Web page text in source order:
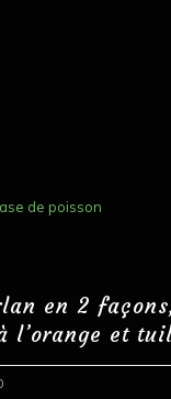
de poisson
en 2
l’orange et